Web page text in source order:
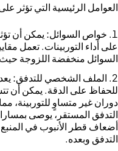
العوامل الرئيسية التي تؤثر
خواص السوائل: يمكن أن
على أداء التوربينات. تعمل
السوائل منخفضة اللزوجة حيث
الملف الشخصي للتدفق:
للحفاظ على الدقة. يمكن أن
دوران غير متساوٍ للتوربينة،
التدفق وبعده.